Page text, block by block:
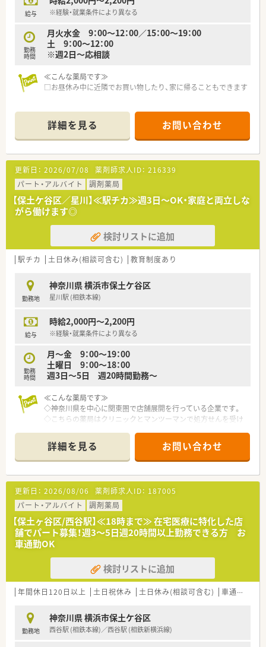
給与 ※経験・就業条件により異なる
勤務
時間
月火水金 9：00～12：00／15：00～19：00
土 9：00～12：00
※週2日～応相談
≪こんな薬局です≫
□お昼休み中に近隣でお買い物したり、家に帰ることもできます
詳細を見る お問い合わせ
更新日： 2026/07/08 薬剤師求人ID： 216339
パート・アルバイト
調剤薬局
【保土ケ谷区／星川】≪駅チカ≫週3日～OK・家庭と両立しな
がら働けます◎
検討リストに追加
駅チカ 土日休み(相談可含む) 教育制度あり
勤務地
神奈川県 横浜市保土ケ谷区
星川駅 (相鉄本線)
給与
時給2,000円～2,200円
※経験・就業条件により異なる
勤務
時間
月～金 9：00～19：00
土曜日 9：00～18：00
週3日～5日 週20時間勤務～
≪こんな薬局です≫
◇神奈川県を中心に関東圏で店舗展開を行っている企業です。
◇こちらの薬局はクリニックとマンツーマンで処方せんを受け
◇業務終了後のミーティングなどがないので、片付けが終われば
退社出来る雰囲気。
◇産休・育休はもちろんのこと、復帰後に時短勤務をされている
方もいらっしゃいます。
詳細を見る お問い合わせ
更新日： 2026/08/06 薬剤師求人ID： 187005
パート・アルバイト
調剤薬局
【保土ヶ谷区/西谷駅】≪18時まで≫ 在宅医療に特化した店
舗でパート募集！週3～5日週20時間以上勤務できる方 お
車通勤OK
検討リストに追加
年間休日120日以上 土日祝休み 土日休み(相談可含む) 車通勤可
勤務地
神奈川県 横浜市保土ケ谷区
西谷駅 (相鉄本線)／西谷駅 (相鉄新横浜線)